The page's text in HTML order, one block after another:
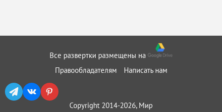
Все развертки размещены на
Правообладателям
Написать нам
Copyright 2014-2026, Мир